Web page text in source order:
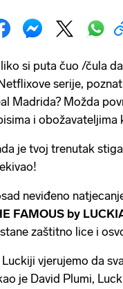
si puta čuo /čula
serije,
Madrida? Možda
i obožavateljima
je tvoj trenutak
neviđeno
FAMOUS by
zaštitno lice i
Luckiji vjerujemo da
je David Plumi,